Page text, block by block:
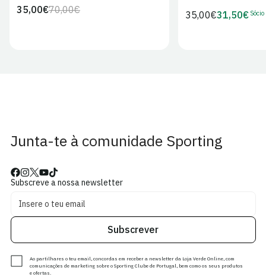
Preço
70,00€Preço
35,00€
Preço
35,00€Preço
31,50€ Sócio
Junta-te à comunidade Sporting
Subscreve a nossa newsletter
Subscrever
Ao partilhares o teu email, concordas em receber a newsletter da Loja Verde Online, com
comunicações de marketing sobre o Sporting Clube de Portugal, bem como os seus produtos
e ofertas.